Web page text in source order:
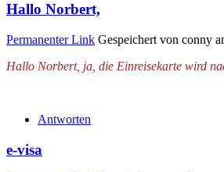
Hallo Norbert,
Permanenter Link Gespeichert von conny
Hallo Norbert, ja, die Einreisekarte wird
Antworten
e-visa